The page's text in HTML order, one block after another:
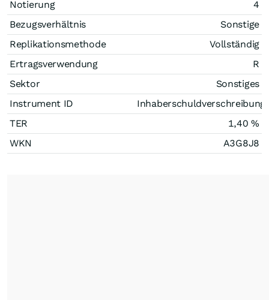
Notierung
4
Bezugsverhältnis
Sonstige
Replikationsmethode
Vollständig
Ertragsverwendung
R
Sektor
Sonstiges
Instrument ID
Inhaberschuldverschreibung
TER
1,40 %
WKN
A3G8J8